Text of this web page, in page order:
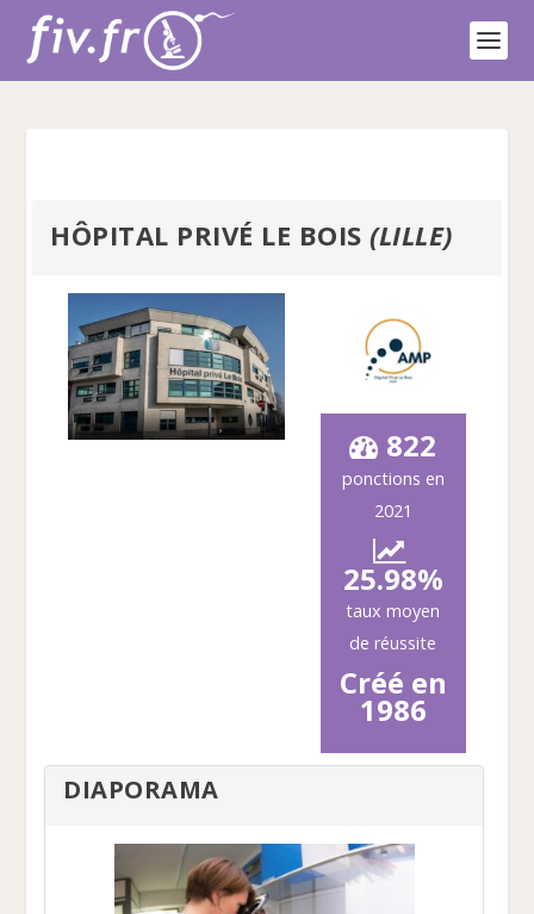
HÔPITAL PRIVÉ LE BOIS(LILLE)
822
ponctions en
2021
25.98%
taux moyen
de réussite
Créé en
1986
DIAPORAMA